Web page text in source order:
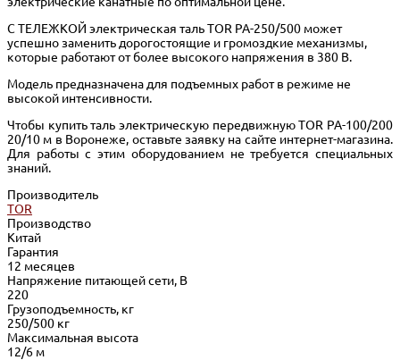
С ТЕЛЕЖКОЙ электрическая таль TOR PA-250/500 может
успешно заменить дорогостоящие и громоздкие механизмы,
которые работают от более высокого напряжения в 380 В.
Модель предназначена для подъемных работ в режиме не
высокой интенсивности.
Чтобы купить таль электрическую передвижную TOR PA-100/200
20/10 м в Воронеже, оставьте заявку на сайте интернет-магазина.
Для работы с этим оборудованием не требуется специальных
знаний.
Производитель
TOR
Производство
Китай
Гарантия
12 месяцев
Напряжение питающей сети, В
220
Грузоподъемность, кг
250/500 кг
Максимальная высота
12/6 м